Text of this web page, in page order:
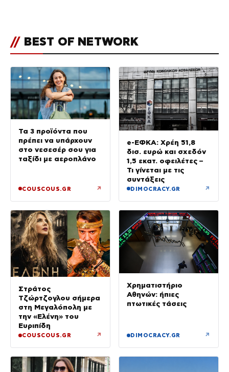
// BEST OF NETWORK
Τα 3 προϊόντα που
πρέπει να υπάρχουν
στο νεσεσέρ σου για
ταξίδι με αεροπλάνο
COUSCOUS.GR ↗
e-ΕΦΚΑ: Χρέη 51,8
δισ. ευρώ και σχεδόν
1,5 εκατ. οφειλέτες –
Τι γίνεται με τις
συντάξεις
DIMOCRACY.GR ↗
Στράτος
Τζώρτζογλου σήμερα
στη Μεγαλόπολη με
την «Ελένη» του
Ευριπίδη
COUSCOUS.GR ↗
Χρηματιστήριο
Αθηνών: ήπιες
πτωτικές τάσεις
DIMOCRACY.GR ↗